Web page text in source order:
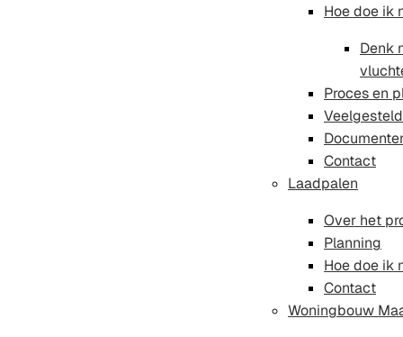
Hoe doe ik
Denk
Proces en
Contact
Laadpalen
Over het
Planning
Hoe doe ik
Contact
Woningbouw